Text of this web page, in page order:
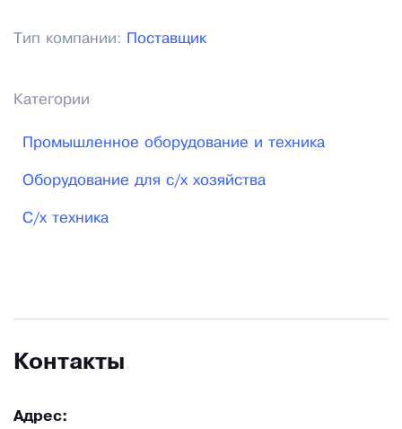
производства: поставляет современную технику,
Популяризирует инновационные агротехнологии.
Тип компании: Поставщик
Категории
Промышленное оборудование и техника
Оборудование для с/х хозяйства
С/х техника
Контакты
Адрес: